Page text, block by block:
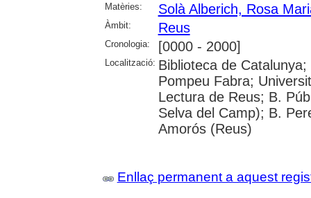
Matèries:
Solà Alberich, Rosa
Àmbit: Reus
Cronologia: [0000 - 2000]
Localització: Biblioteca de
Pompeu Fabra;
Lectura de Reus; B.
Selva del Camp); B.
Amorós (Reus)
Enllaç permanent a aquest